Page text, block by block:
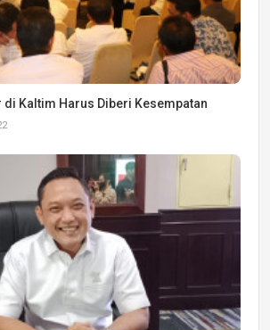
di Kaltim Harus Diberi Kesempatan